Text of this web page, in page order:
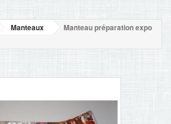
Manteaux
Manteau préparation expo